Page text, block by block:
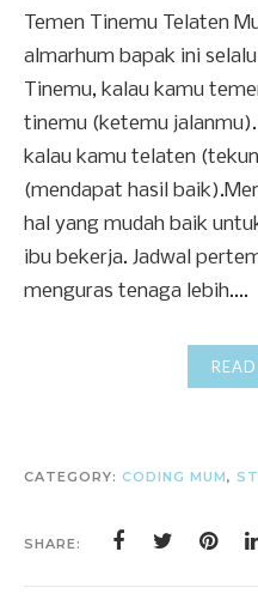
Temen Tinemu Telaten
almarhum bapak ini
Tinemu, kalau kamu
tinemu (ketemu
kalau kamu telaten
(mendapat hasil
hal yang mudah baik
ibu bekerja. Jadwal
menguras tenaga lebih....
CATEGORY: CODING MUM,
SHARE: